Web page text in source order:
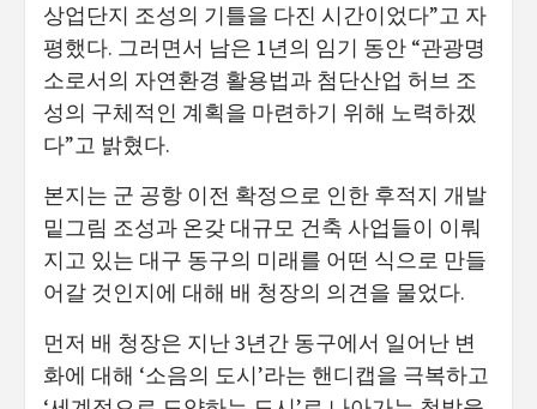
상업단지 조성의 기틀을 다진 시간이었다”고 자
평했다. 그러면서 남은 1년의 임기 동안 “관광명
소로서의 자연환경 활용법과 첨단산업 허브 조
성의 구체적인 계획을 마련하기 위해 노력하겠
다”고 밝혔다.
본지는 군 공항 이전 확정으로 인한 후적지 개발
밑그림 조성과 온갖 대규모 건축 사업들이 이뤄
지고 있는 대구 동구의 미래를 어떤 식으로 만들
어갈 것인지에 대해 배 청장의 의견을 물었다.
먼저 배 청장은 지난 3년간 동구에서 일어난 변
화에 대해 ‘소음의 도시’라는 핸디캡을 극복하고